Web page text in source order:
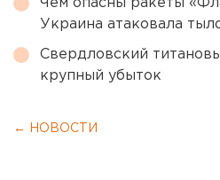
Чем опасны ракеты
Украина атаковала
Свердловский
крупный убыток
← НОВОСТИ